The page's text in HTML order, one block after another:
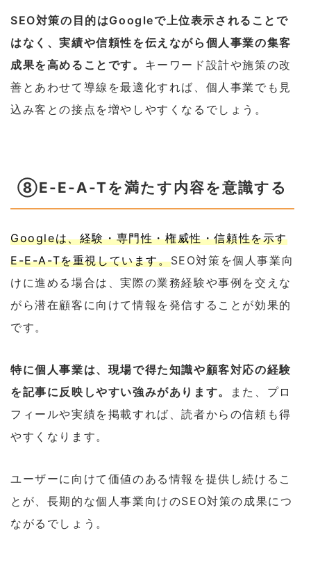
SEO対策の目的はGoogleで上位表示されることで
はなく、実績や信頼性を伝えながら個人事業の集客
成果を高めることです。 キーワード設計や施策の改
善とあわせて導線を最適化すれば、個人事業でも見
込み客との接点を増やしやすくなるでしょう。
⑧E-E-A-Tを満たす内容を意識する
Googleは、経験・専門性・権威性・信頼性を示す
E-E-A-Tを重視しています。SEO対策を個人事業向
けに進める場合は、実際の業務経験や事例を交えな
がら潜在顧客に向けて情報を発信することが効果的
です。
特に個人事業は、現場で得た知識や顧客対応の経験
を記事に反映しやすい強みがあります。
また、プロ
フィールや実績を掲載すれば、読者からの信頼も得
やすくなります。
ユーザーに向けて価値のある情報を提供し続けるこ
とが、長期的な個人事業向けのSEO対策の成果につ
ながるでしょう。